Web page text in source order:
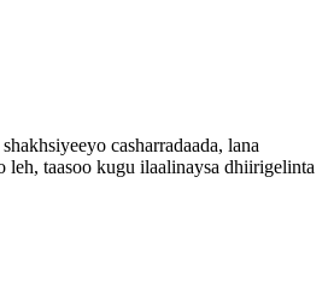
casharradaada, lana
leh, taasoo kugu ilaalinaysa dhiirigelinta